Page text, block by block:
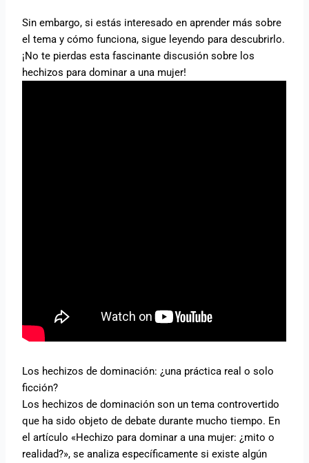
Sin embargo, si estás interesado en aprender más sobre
el tema y cómo funciona, sigue leyendo para descubrirlo.
¡No te pierdas esta fascinante discusión sobre los
hechizos para dominar a una mujer!
Los hechizos de dominación: ¿una práctica real o solo
ficción?
Los hechizos de dominación son un tema controvertido
que ha sido objeto de debate durante mucho tiempo. En
el artículo «Hechizo para dominar a una mujer: ¿mito o
realidad?», se analiza específicamente si existe algún